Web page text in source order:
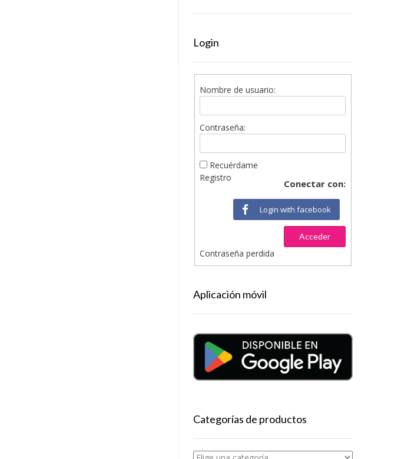
Login
Nombre de usuario:
Contraseña:
Recuérdame
Conectar con:
Login with facebook
Acceder
Registro
Contraseña perdida
Aplicación móvil
Categorías de productos